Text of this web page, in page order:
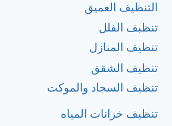
التنظيف العميق
تنظبف الفلل
تنظيف المنازل
تنظيف الشقق
تنظيف السجاد والموكت
تنظيف خزانات المياه